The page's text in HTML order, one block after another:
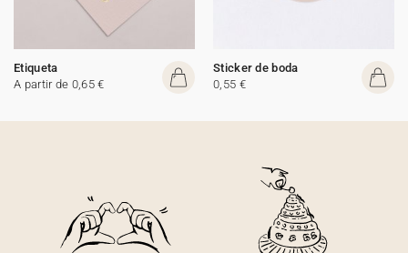
Etiqueta
A partir de 0,65 €
Sticker de boda
0,55 €